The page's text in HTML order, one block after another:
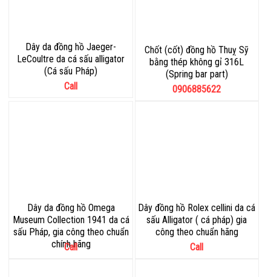
Dây da đồng hồ Jaeger-
LeCoultre da cá sấu alligator
(Cá sấu Pháp)
Call
Chốt (cốt) đồng hồ Thuỵ Sỹ
bằng thép không gỉ 316L
(Spring bar part)
0906885622
Dây da đồng hồ Omega
Museum Collection 1941 da cá
sấu Pháp, gia công theo chuẩn
chính hãng
Call
Dây đồng hồ Rolex cellini da cá
sấu Alligator ( cá pháp) gia
công theo chuẩn hãng
Call